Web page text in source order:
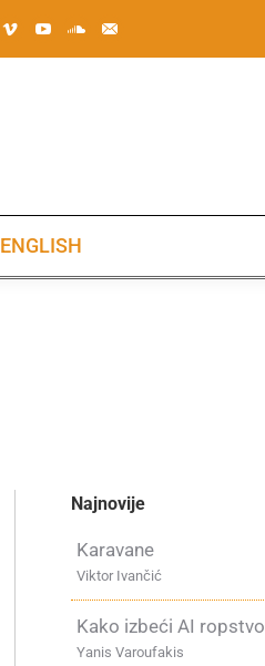
ENGLISH
Najnovije
Karavane
Viktor Ivančić
Kako izbeći AI ropstvo
Yanis Varoufakis
ENGLISH